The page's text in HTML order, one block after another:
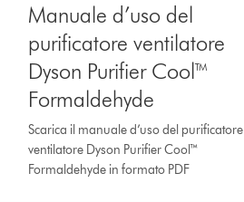
Manuale d’uso del
purificatore ventilatore
Dyson Purifier Cool™
Formaldehyde
Scarica il manuale d’uso del purificatore
ventilatore Dyson Purifier Cool™
Formaldehyde in formato PDF